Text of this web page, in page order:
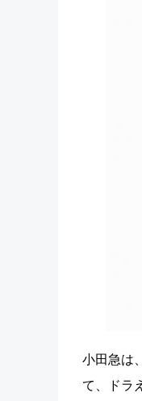
小田急は
て、ドラ